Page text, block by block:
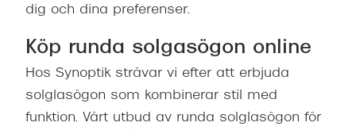
dig och dina preferenser.
Köp runda solgasögon online
Hos Synoptik strävar vi efter att erbjuda
solglasögon som kombinerar stil med
funktion. Vårt utbud av runda solglasögon för